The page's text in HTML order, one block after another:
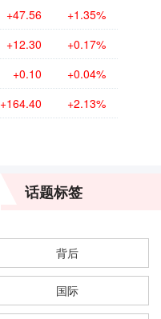
+47.56 +1.35%
+12.30 +0.17%
+0.10 +0.04%
+164.40 +2.13%
话题标签
背后
国际